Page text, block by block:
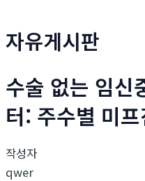
자유게시판
수술 없는 임신
터: 주수별 미
작성자
qwer